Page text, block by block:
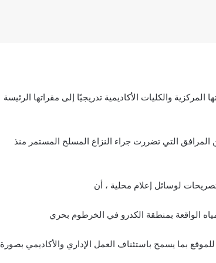
والكليات الأكاديمية تدريجيًا إلى مقراتها الرئيسة
المرافق التي تضررت جراء النزاع المسلح المستمر منذ
لوسائل إعلام محلية ، أن
الواقعة بمنطقة الكدرو في الخرطوم بحري
بما يسمح باستئناف العمل الإداري والأكاديمي بصورة